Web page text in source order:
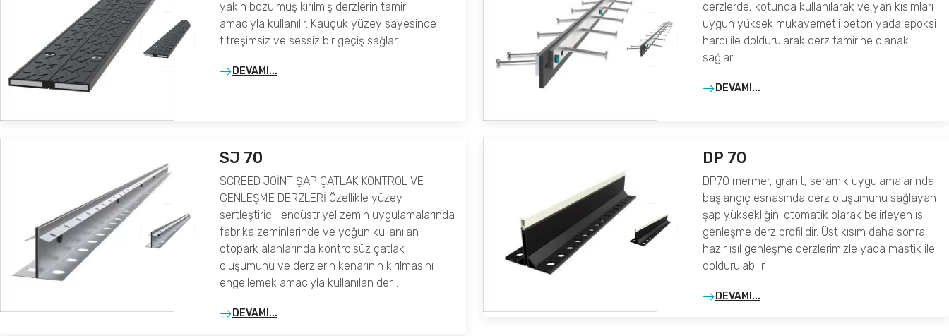
yakın bozulmuş kırılmış derzlerin tamiri
amacıyla kullanılır. Kauçuk yüzey sayesinde
titreşimsiz ve sessiz bir geçiş sağlar.
DEVAMI...
derzlerde, kotunda kullanılarak ve yan kısımları
uygun yüksek mukavemetli beton yada epoksi
harcı ile doldurularak derz tamirine olanak
sağlar.
DEVAMI...
SJ 70
SCREED JOİNT ŞAP ÇATLAK KONTROL VE
GENLEŞME DERZLERİ Özellikle yüzey
sertleştiricili endüstriyel zemin uygulamalarında
fabrika zeminlerinde ve yoğun kullanılan
otopark alanlarında kontrolsüz çatlak
oluşumunu ve derzlerin kenarının kırılmasını
engellemek amacıyla kullanılan der…
DEVAMI...
DP 70
DP70 mermer, granit, seramik uygulamalarında
başlangıç esnasında derz oluşumunu sağlayan
şap yüksekliğini otomatik olarak belirleyen ısıl
genleşme derz profilidir. Üst kısım daha sonra
hazır ısıl genleşme derzlerimizle yada mastik ile
doldurulabilir.
DEVAMI...